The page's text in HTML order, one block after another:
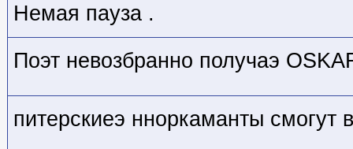
Немая пауза .
Поэт невозбранно получаэ
питерскиеэ нноркаманты смогут